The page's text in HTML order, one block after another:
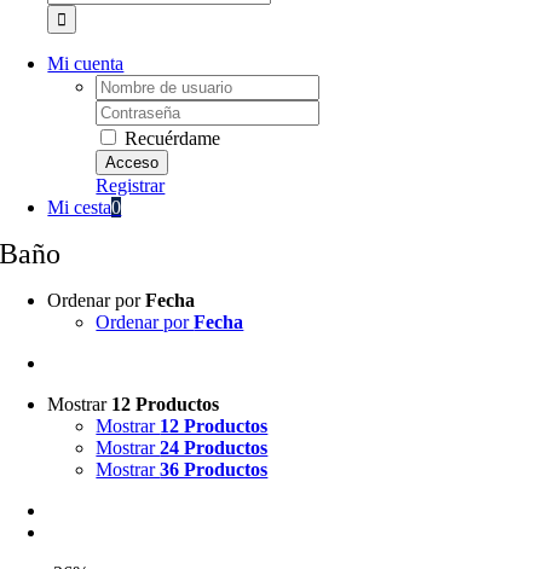
Mi cuenta
Username:
Password:
Recuérdame
Registrar
Mi cesta0
Baño
Ordenar porFecha
Ordenar porFecha
Mostrar 12 Productos
Mostrar 12 Productos
Mostrar24 Productos
Mostrar36 Productos